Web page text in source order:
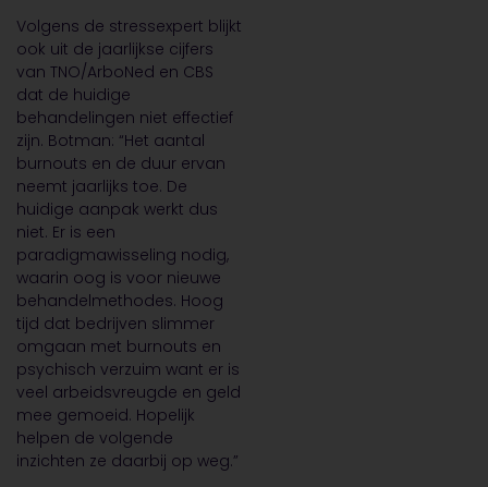
Volgens de stressexpert blijkt
ook uit de jaarlijkse cijfers
van TNO/ArboNed en CBS
dat de huidige
behandelingen niet effectief
zijn. Botman: “Het aantal
burnouts en de duur ervan
neemt jaarlijks toe. De
huidige aanpak werkt dus
niet. Er is een
paradigmawisseling nodig,
waarin oog is voor nieuwe
behandelmethodes. Hoog
tijd dat bedrijven slimmer
omgaan met burnouts en
psychisch verzuim want er is
veel arbeidsvreugde en geld
mee gemoeid. Hopelijk
helpen de volgende
inzichten ze daarbij op weg.”